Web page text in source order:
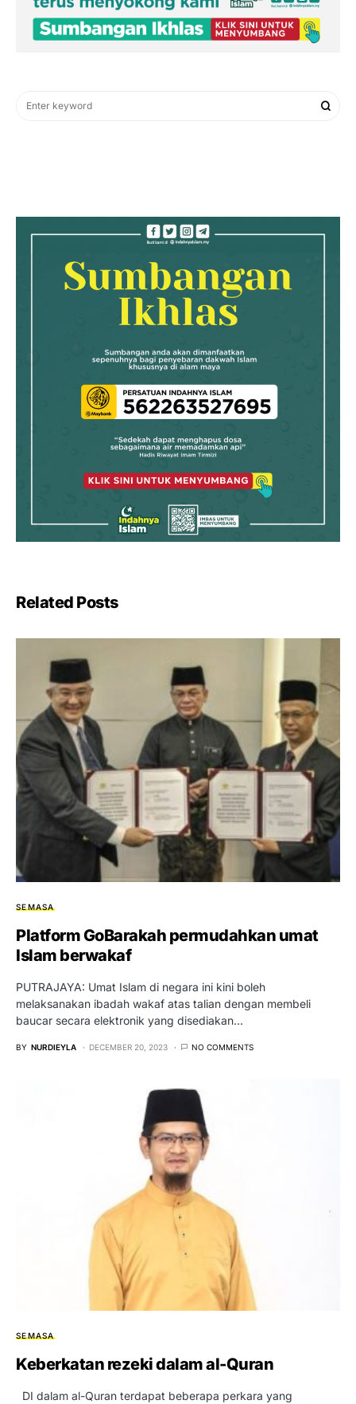
Related Posts
SEMASA
Platform GoBarakah permudahkan umat
Islam berwakaf
PUTRAJAYA: Umat Islam di negara ini kini boleh
melaksanakan ibadah wakaf atas talian dengan membeli
baucar secara elektronik yang disediakan…
BY NURDIEYLA DECEMBER 20, 2023 NO COMMENTS
SEMASA
Keberkatan rezeki dalam al-Quran
DI dalam al-Quran terdapat beberapa perkara yang